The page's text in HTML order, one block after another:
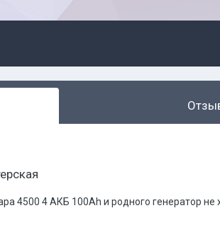
4500 4 АКБ 100Ah и родного генератор не